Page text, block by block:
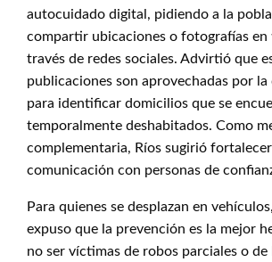
autocuidado digital, pidiendo a la
compartir ubicaciones o fotografías en
través de redes sociales. Advirtió que
publicaciones son aprovechadas por la
para identificar domicilios que se
temporalmente deshabitados. Como
complementaria, Ríos sugirió
comunicación con personas de
Para quienes se desplazan en
expuso que la prevención es la mejor
no ser víctimas de robos parciales o de